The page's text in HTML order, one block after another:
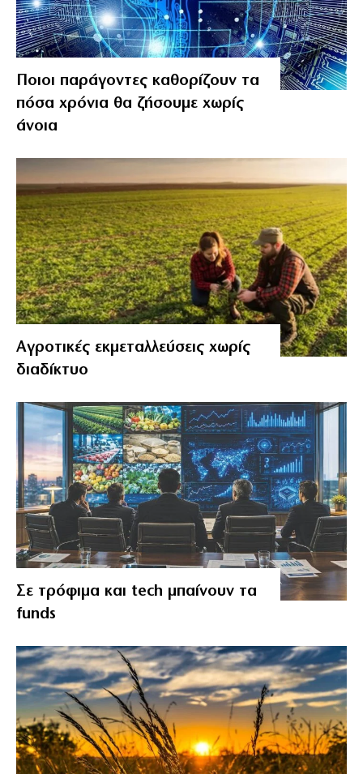
Ποιοι παράγοντες καθορίζουν τα
πόσα χρόνια θα ζήσουμε χωρίς
άνοια
Αγροτικές εκμεταλλεύσεις χωρίς
διαδίκτυο
Σε τρόφιμα και tech μπαίνουν τα
funds